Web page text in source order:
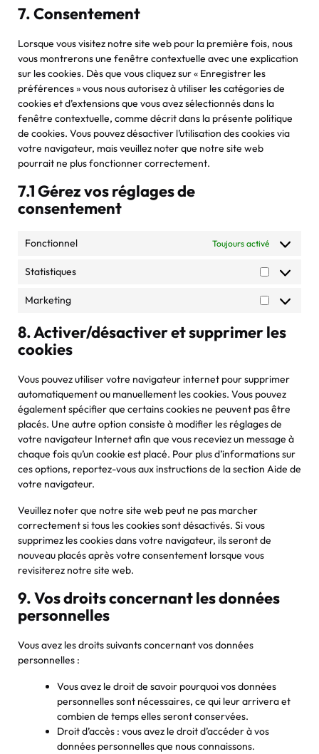
7. Consentement
Lorsque vous visitez notre site web pour la première fois, nous
vous montrerons une fenêtre contextuelle avec une explication
sur les cookies. Dès que vous cliquez sur « Enregistrer les
préférences » vous nous autorisez à utiliser les catégories de
cookies et d’extensions que vous avez sélectionnés dans la
fenêtre contextuelle, comme décrit dans la présente politique
de cookies. Vous pouvez désactiver l’utilisation des cookies via
votre navigateur, mais veuillez noter que notre site web
pourrait ne plus fonctionner correctement.
7.1 Gérez vos réglages de
consentement
Fonctionnel Toujours activé
Statistiques
Statistiques
Marketing
Marketing
8. Activer/désactiver et supprimer les
cookies
Vous pouvez utiliser votre navigateur internet pour supprimer
automatiquement ou manuellement les cookies. Vous pouvez
également spécifier que certains cookies ne peuvent pas être
placés. Une autre option consiste à modifier les réglages de
votre navigateur Internet afin que vous receviez un message à
chaque fois qu’un cookie est placé. Pour plus d’informations sur
ces options, reportez-vous aux instructions de la section Aide de
votre navigateur.
Veuillez noter que notre site web peut ne pas marcher
correctement si tous les cookies sont désactivés. Si vous
supprimez les cookies dans votre navigateur, ils seront de
nouveau placés après votre consentement lorsque vous
revisiterez notre site web.
9. Vos droits concernant les données
personnelles
Vous avez les droits suivants concernant vos données
personnelles :
Vous avez le droit de savoir pourquoi vos données
personnelles sont nécessaires, ce qui leur arrivera et
combien de temps elles seront conservées.
Droit d’accès : vous avez le droit d’accéder à vos
données personnelles que nous connaissons.